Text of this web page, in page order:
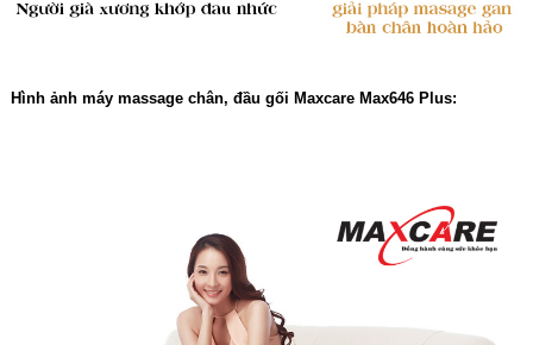
Hình ảnh máy massage chân, đầu gối Maxcare Max646 Plus: